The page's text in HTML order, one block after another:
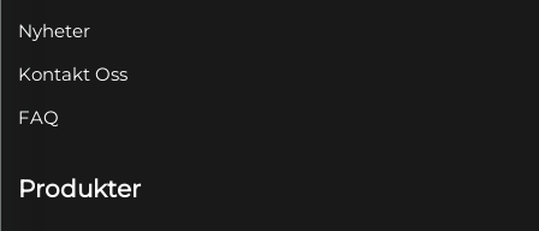
Nyheter
Kontakt Oss
FAQ
Produkter